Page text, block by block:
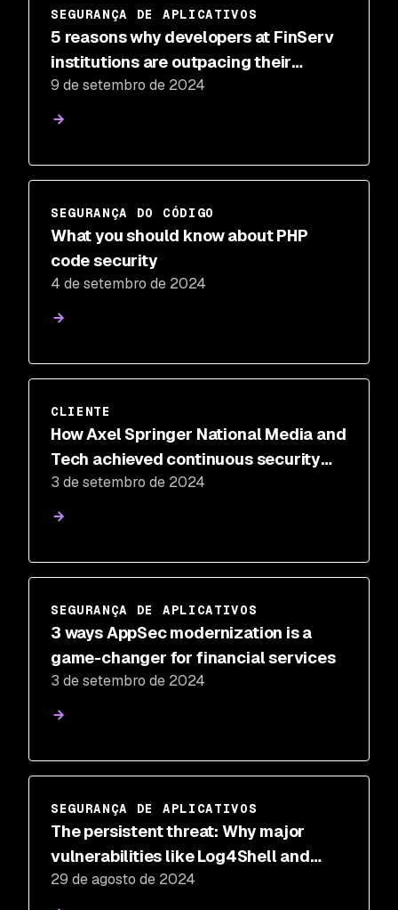
SEGURANÇA DE APLICATIVOS
5 reasons why developers at FinServ
institutions are outpacing their
security teammates
9 de setembro de 2024
SEGURANÇA DO CÓDIGO
What you should know about PHP
code security
4 de setembro de 2024
CLIENTE
How Axel Springer National Media and
Tech achieved continuous security
with Snyk
3 de setembro de 2024
SEGURANÇA DE APLICATIVOS
3 ways AppSec modernization is a
game-changer for financial services
3 de setembro de 2024
SEGURANÇA DE APLICATIVOS
The persistent threat: Why major
vulnerabilities like Log4Shell and
Spring4Shell remain significant
29 de agosto de 2024